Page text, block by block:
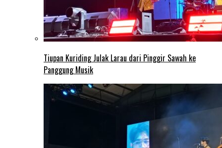
Tiupan Kuriding Julak Larau dari Pinggir Sawah ke
Panggung Musik